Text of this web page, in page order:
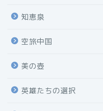
知恵泉
空旅中国
美の壺
英雄たちの選択